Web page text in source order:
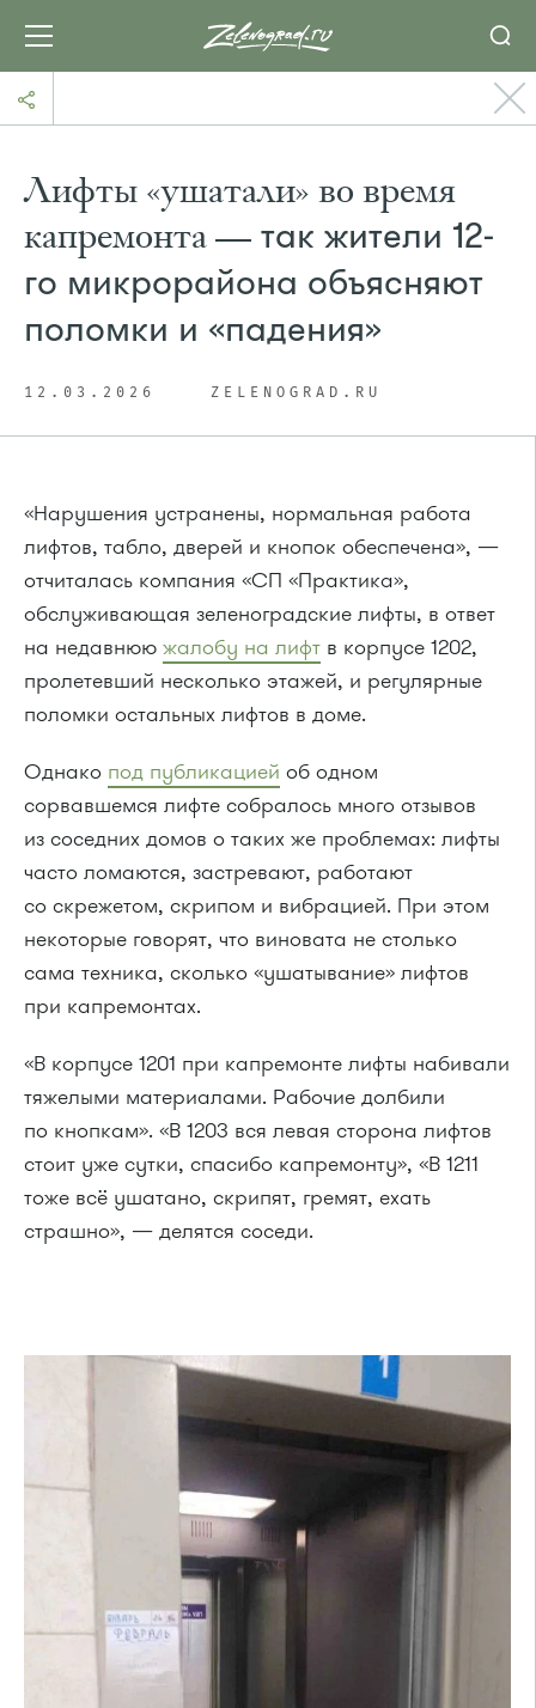
Лифты «ушатали» во время
капремонта — так жители 12-
го микрорайона объясняют
поломки и «падения»
12.03.2026 ZELENOGRAD.RU
«Нарушения устранены, нормальная работа
лифтов, табло, дверей и кнопок обеспечена», —
отчиталась компания «СП «Практика»,
обслуживающая зеленоградские лифты, в ответ
на недавнюю жалобу на лифт в корпусе 1202,
пролетевший несколько этажей, и регулярные
поломки остальных лифтов в доме.
Однако под публикацией об одном
сорвавшемся лифте собралось много отзывов
из соседних домов о таких же проблемах: лифты
часто ломаются, застревают, работают
со скрежетом, скрипом и вибрацией. При этом
некоторые говорят, что виновата не столько
сама техника, сколько «ушатывание» лифтов
при капремонтах.
«В корпусе 1201 при капремонте лифты набивали
тяжелыми материалами. Рабочие долбили
по кнопкам». «В 1203 вся левая сторона лифтов
стоит уже сутки, спасибо капремонту», «В 1211
тоже всё ушатано, скрипят, гремят, ехать
страшно», — делятся соседи.